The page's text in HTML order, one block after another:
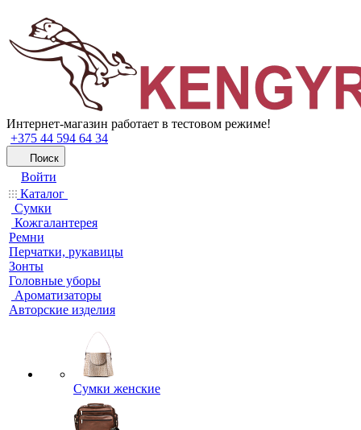
Интернет-магазин работает в тестовом режиме!
+375 44 594 64 34
Поиск
Войти
Каталог
Сумки
Кожгалантерея
Ремни
Перчатки, рукавицы
Зонты
Головные уборы
Ароматизаторы
Авторские изделия
Сумки женские